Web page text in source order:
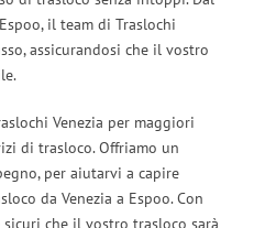
il team di Traslochi
assicurandosi che il vostro
Venezia per maggiori
di trasloco. Offriamo un
per aiutarvi a capire
da Venezia a Espoo. Con
sicuri che il vostro trasloco sarà